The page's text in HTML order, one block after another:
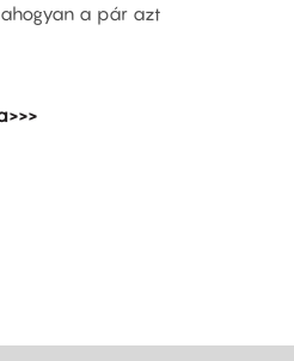
a pár azt